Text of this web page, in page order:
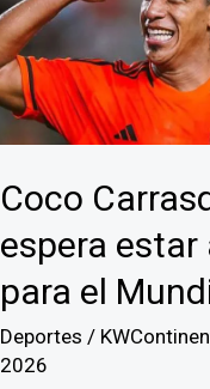
Coco
espera estar
para el
Deportes /
2026